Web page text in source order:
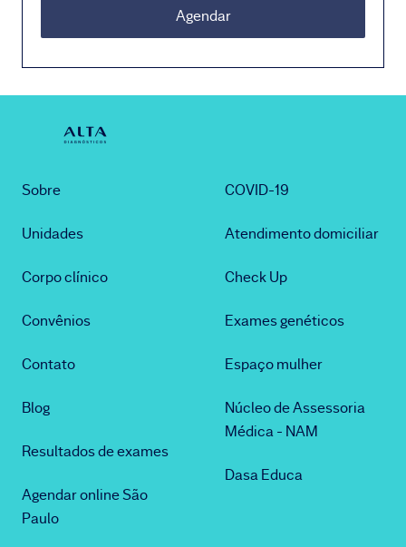
Agendar
Sobre
Unidades
Corpo clínico
Convênios
Contato
Blog
Resultados de exames
Agendar online São
Paulo
COVID-19
Atendimento domiciliar
Check Up
Exames genéticos
Espaço mulher
Núcleo de Assessoria
Médica - NAM
Dasa Educa